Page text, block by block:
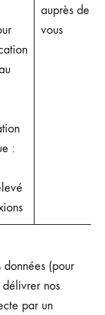
:
auprès de
vous
(pour
nos
par un